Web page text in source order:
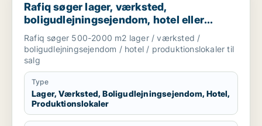
Rafiq søger lager, værksted,
boligudlejningsejendom, hotel eller
produktionslokaler til salg i Odense
Rafiq søger 500-2000 m2 lager / værksted /
boligudlejningsejendom / hotel / produktionslokaler til
salg
Type
Lager, Værksted, Boligudlejningsejendom, Hotel,
Produktionslokaler